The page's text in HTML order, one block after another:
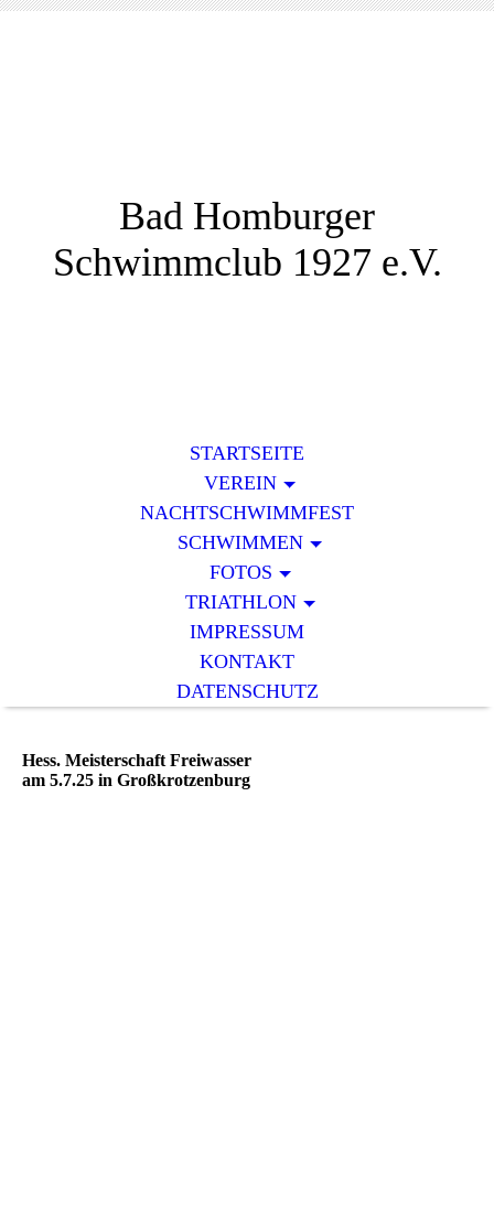
Bad Homburger
Schwimmclub 1927 e.V.
STARTSEITE
VEREIN
NACHTSCHWIMMFEST
SCHWIMMEN
FOTOS
TRIATHLON
IMPRESSUM
KONTAKT
DATENSCHUTZ
Hess. Meisterschaft Freiwasser
am 5.7.25 in Großkrotzenburg